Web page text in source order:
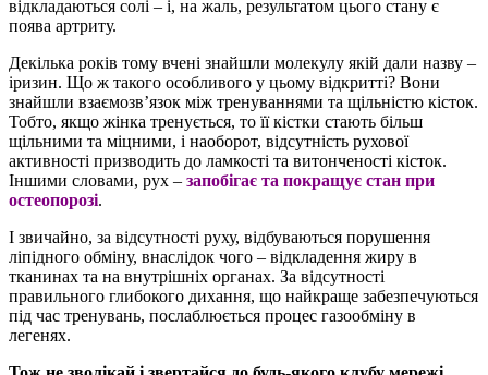
відкладаються солі – і, на жаль, результатом цього стану є
поява артриту.
Декілька років тому вчені знайшли молекулу якій дали назву –
іризин. Що ж такого особливого у цьому відкритті? Вони
знайшли взаємозв’язок між тренуваннями та щільністю кісток.
Тобто, якщо жінка тренується, то її кістки стають більш
щільними та міцними, і наоборот, відсутність рухової
активності призводить до ламкості та витонченості кісток.
Іншими словами, рух – запобігає та покращує стан при
остеопорозі.
І звичайно, за відсутності руху, відбуваються порушення
ліпідного обміну, внаслідок чого – відкладення жиру в
тканинах та на внутрішніх органах. За відсутності
правильного глибокого дихання, що найкраще забезпечуються
під час тренувань, послаблюється процес газообміну в
легенях.